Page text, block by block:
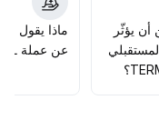
بشكل
معتدل عند التراجع الفني، مع التركيز على منطقة الدعم بين 204
أن يؤثّر
ماذا يقول
عن عملة TERMINAL؟